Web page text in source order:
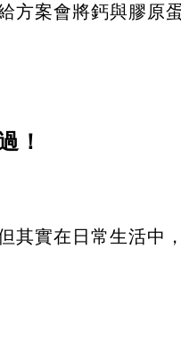
方案會將鈣與膠原
！
其實在日常生活中